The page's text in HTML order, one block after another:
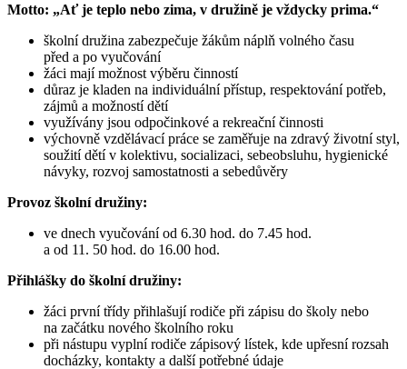
Motto: „Ať je teplo nebo zima, v družině je vždycky prima.“
školní družina zabezpečuje žákům náplň volného času
před a po vyučování
žáci mají možnost výběru činností
důraz je kladen na individuální přístup, respektování potřeb,
zájmů a možností dětí
využívány jsou odpočinkové a rekreační činnosti
výchovně vzdělávací práce se zaměřuje na zdravý životní styl,
soužití dětí v kolektivu, socializaci, sebeobsluhu, hygienické
návyky, rozvoj samostatnosti a sebedůvěry
Provoz školní družiny:
ve dnech vyučování od 6.30 hod. do 7.45 hod.
a od 11. 50 hod. do 16.00 hod.
Přihlášky do školní družiny:
žáci první třídy přihlašují rodiče při zápisu do školy nebo
na začátku nového školního roku
při nástupu vyplní rodiče zápisový lístek, kde upřesní rozsah
docházky, kontakty a další potřebné údaje